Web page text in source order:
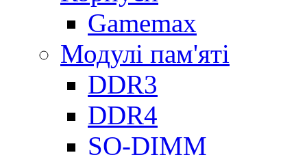
Gamemax
Модулі пам'яті
DDR3
DDR4
SO-DIMM